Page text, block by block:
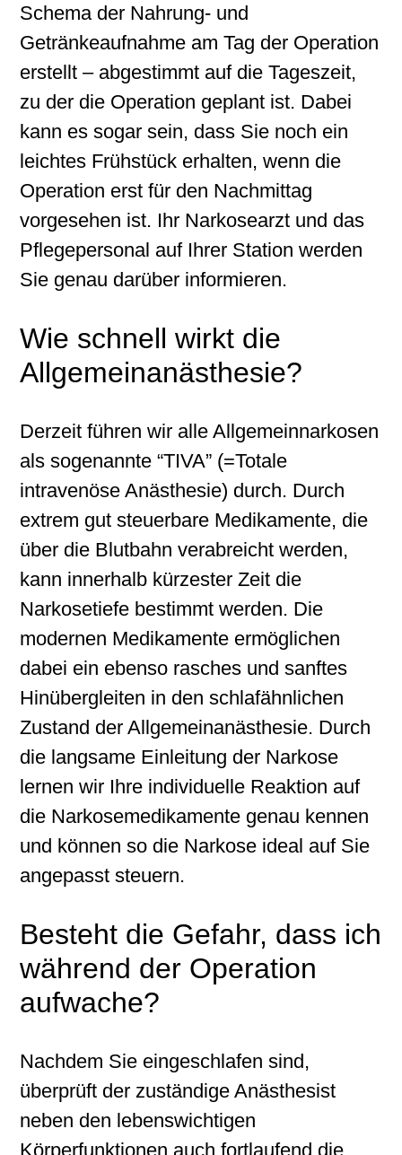
Schema der Nahrung- und
Getränkeaufnahme am Tag der Operation
erstellt – abgestimmt auf die Tageszeit,
zu der die Operation geplant ist. Dabei
kann es sogar sein, dass Sie noch ein
leichtes Frühstück erhalten, wenn die
Operation erst für den Nachmittag
vorgesehen ist. Ihr Narkosearzt und das
Pflegepersonal auf Ihrer Station werden
Sie genau darüber informieren.
Wie schnell wirkt die
Allgemeinanästhesie?
Derzeit führen wir alle Allgemeinnarkosen
als sogenannte “TIVA” (=Totale
intravenöse Anästhesie) durch. Durch
extrem gut steuerbare Medikamente, die
über die Blutbahn verabreicht werden,
kann innerhalb kürzester Zeit die
Narkosetiefe bestimmt werden. Die
modernen Medikamente ermöglichen
dabei ein ebenso rasches und sanftes
Hinübergleiten in den schlafähnlichen
Zustand der Allgemeinanästhesie. Durch
die langsame Einleitung der Narkose
lernen wir Ihre individuelle Reaktion auf
die Narkosemedikamente genau kennen
und können so die Narkose ideal auf Sie
angepasst steuern.
Besteht die Gefahr, dass ich
während der Operation
aufwache?
Nachdem Sie eingeschlafen sind,
überprüft der zuständige Anästhesist
neben den lebenswichtigen
Körperfunktionen auch fortlaufend die